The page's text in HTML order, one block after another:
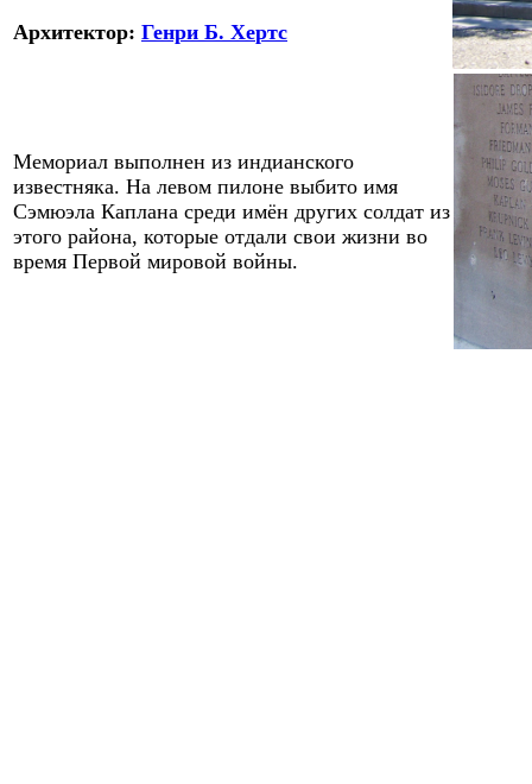
Архитектор: Генри Б. Хертс
Мемориал выполнен из индианского
известняка. На левом пилоне выбито имя
Сэмюэлa Каплана среди имён других солдат из
этого района, которые отдали свои жизни во
время Первой мировой войны.